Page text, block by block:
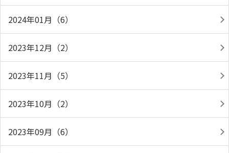
2024年01月（6）
2023年12月（2）
2023年11月（5）
2023年10月（2）
2023年09月（6）